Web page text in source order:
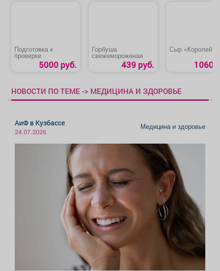
Подготовка к
проверке
5000 руб.
Горбуша
свежемороженая
439 руб.
Сыр «Королей»
1060
НОВОСТИ ПО ТЕМЕ -> МЕДИЦИНА И ЗДОРОВЬЕ
АиФ в Кузбассе
24.07.2026
Медицина и здоровье